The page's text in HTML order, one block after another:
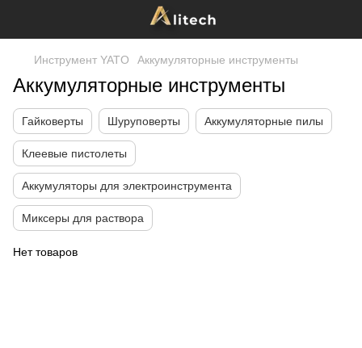
Инструмент YATO Аккумуляторные инструменты
Аккумуляторные инструменты
Гайковерты Шуруповерты Аккумуляторные пилы
Клеевые пистолеты
Аккумуляторы для электроинструмента
Миксеры для раствора
Нет товаров